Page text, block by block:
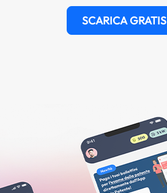
SCARICA GRATIS